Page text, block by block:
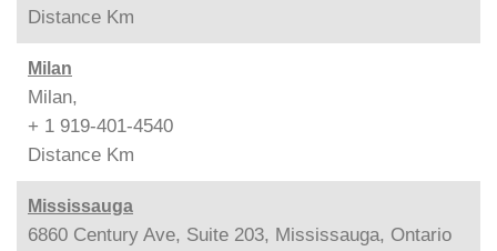
Distance Km
Milan
Milan,
+ 1 919-401-4540
Distance Km
Mississauga
6860 Century Ave, Suite 203, Mississauga, Ontario